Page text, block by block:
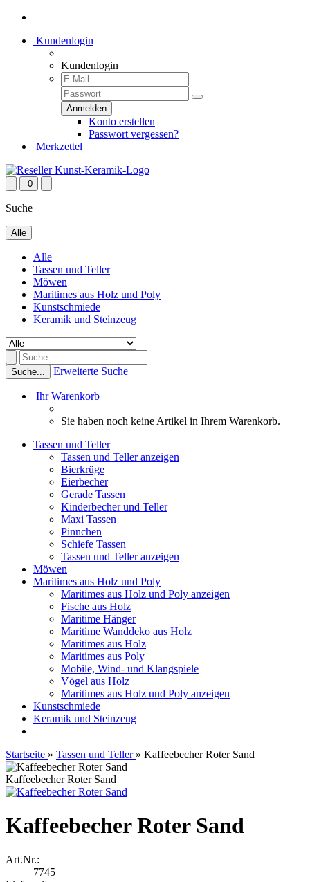
Kundenlogin
Kundenlogin
Konto erstellen
Passwort vergessen?
Merkzettel
0
Suche
Alle
Alle
Tassen und Teller
Möwen
Maritimes aus Holz und Poly
Kunstschmiede
Keramik und Steinzeug
Suche... Erweiterte Suche
Ihr Warenkorb
Sie haben noch keine Artikel in Ihrem Warenkorb.
Tassen und Teller
Tassen und Teller anzeigen
Bierkrüge
Eierbecher
Gerade Tassen
Kinderbecher und Teller
Maxi Tassen
Pinnchen
Schiefe Tassen
Tassen und Teller anzeigen
Möwen
Maritimes aus Holz und Poly
Maritimes aus Holz und Poly anzeigen
Fische aus Holz
Maritime Hänger
Maritime Wanddeko aus Holz
Maritimes aus Holz
Maritimes aus Poly
Mobile, Wind- und Klangspiele
Vögel aus Holz
Maritimes aus Holz und Poly anzeigen
Kunstschmiede
Keramik und Steinzeug
Startseite » Tassen und Teller » Kaffeebecher Roter Sand
Kaffeebecher Roter Sand
Kaffeebecher Roter Sand
Art.Nr.:
7745